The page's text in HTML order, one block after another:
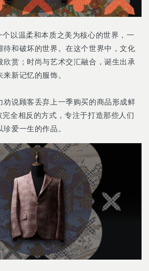
以温柔和本质之美为核心的世界，一
待和破坏的世界。在这个世界中，文化
欣赏；时尚与艺术交汇融合，诞生出承
新记忆的服饰。
劝说顾客丢弃上一季购买的商品形成鲜
完全相反的方式，专注于打造那些人们
爱一生的作品。